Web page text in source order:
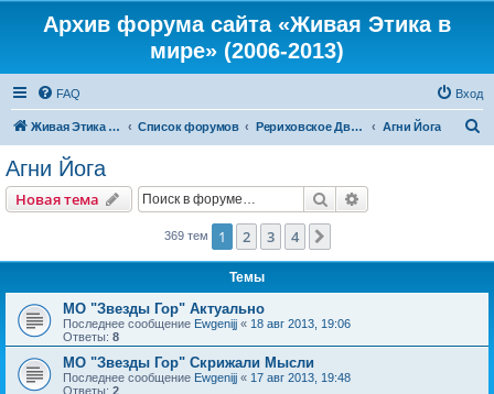
Архив форума сайта «Живая Этика в
мире» (2006-2013)
FAQ Вход
Живая Этика в мире Список форумов Рериховское Движение Агни Йога
Агни Йога
Новая тема Поиск
369 тем 1 2 3 4
Темы
МО "Звезды Гор" Актуально
Последнее сообщение Ewgenijj « 18 авг 2013, 19:06
Ответы: 8
МО "Звезды Гор" Скрижали Мысли
Последнее сообщение Ewgenijj « 17 авг 2013, 19:48
Ответы: 2